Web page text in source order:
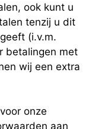
ook kunt u
tenzij u dit
(i.v.m.
betalingen met
wij een extra
onze
aan